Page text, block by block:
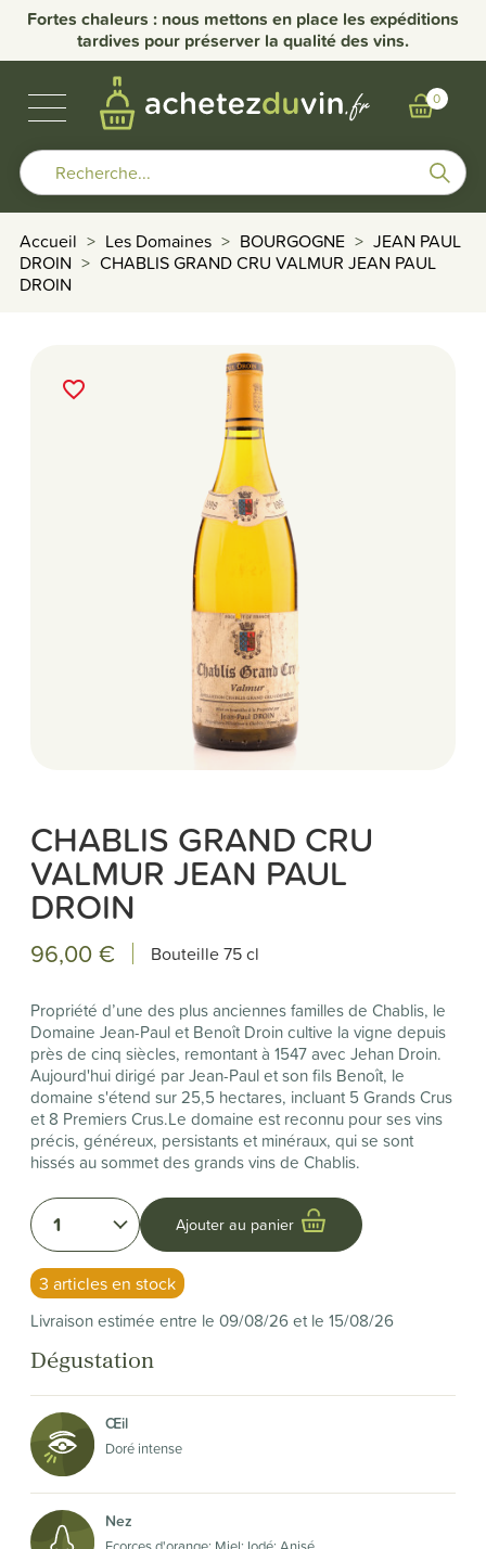
Fortes chaleurs : nous mettons en place les expéditions
tardives pour préserver la qualité des vins.
0
VINS DE BOURGOGNE
NOS DOMAINES
AUTRES RÉGIONS
BULLES & SPIRITUEUX
Accueil Les Domaines BOURGOGNE
JEAN PAUL
DROIN
CHABLIS GRAND CRU VALMUR JEAN PAUL
DROIN
favorite_border
CHABLIS GRAND CRU
VALMUR JEAN PAUL
DROIN
96,00 € Bouteille75 cl
Propriété d’une des plus anciennes familles de Chablis, le
Domaine Jean-Paul et Benoît Droin cultive la vigne depuis
près de cinq siècles, remontant à 1547 avec Jehan Droin.
Aujourd'hui dirigé par Jean-Paul et son fils Benoît, le
domaine s'étend sur 25,5 hectares, incluant 5 Grands Crus
et 8 Premiers Crus.Le domaine est reconnu pour ses vins
précis, généreux, persistants et minéraux, qui se sont
hissés au sommet des grands vins de Chablis.
1 Ajouter au panier
3 articles en stock
Livraison estimée entre le 09/08/26 et le 15/08/26
Dégustation
Œil
Doré intense
Nez